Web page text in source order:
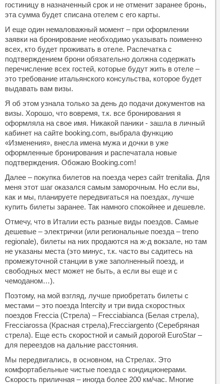
гостиницу в назначенный срок и не отменит заранее бронь,
эта сумма будет списана отелем с его карты.
И еще один немаловажный момент – при оформлении
заявки на бронирование необходимо указывать поименно
всех, кто будет проживать в отеле. Распечатка с
подтверждением брони обязательно должна содержать
перечисление всех гостей, которые будут жить в отеле –
это требование итальянского консульства, которое будет
выдавать вам визы.
Я об этом узнала только за день до подачи документов на
визы. Хорошо, что вовремя, т.к. все бронирования я
оформляла на свое имя. Никакой паники - зашла в личный
кабинет на сайте booking.com, выбрала функцию
«Изменения», внесла имена мужа и дочки в уже
оформленные бронирования и распечатала новые
подтверждения. Обожаю Booking.com!
Далее – покупка билетов на поезда через сайт trenitalia. Для
меня этот шаг оказался самым заморочным. Но если вы,
как и мы, планируете передвигаться на поездах, лучше
купить билеты заранее. Так намного спокойнее и дешевле.
Отмечу, что в Италии есть разные виды поездов. Самые
дешевые – электрички (или региональные поезда – treno
regionale), билеты на них продаются на ж-д вокзале, но там
не указаны места (это минус, т.к. часто вы садитесь на
промежуточной станции в уже заполненный поезд, и
свободных мест может не быть, а если вы еще и с
чемоданом…).
Поэтому, на мой взгляд, лучше приобретать билеты с
местами – это поезда Intercity и три вида скоростных
поездов Freccia (Стрела) – Frecciabianca (Белая стрела),
Frecciarossа (Красная стрела),Frecciargento (Серебряная
стрела). Еще есть скоростной и самый дорогой EuroStar –
для переездов на дальние расстояния.
Мы передвигались, в основном, на Стрелах. Это
комфортабельные чистые поезда с кондиционерами.
Скорость приличная – иногда более 200 км/час. Многие